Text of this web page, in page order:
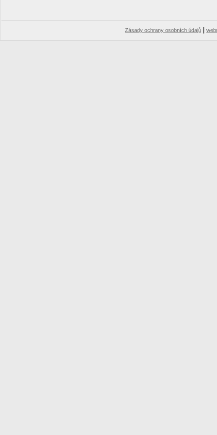
Zásady ochrany osobních údajů